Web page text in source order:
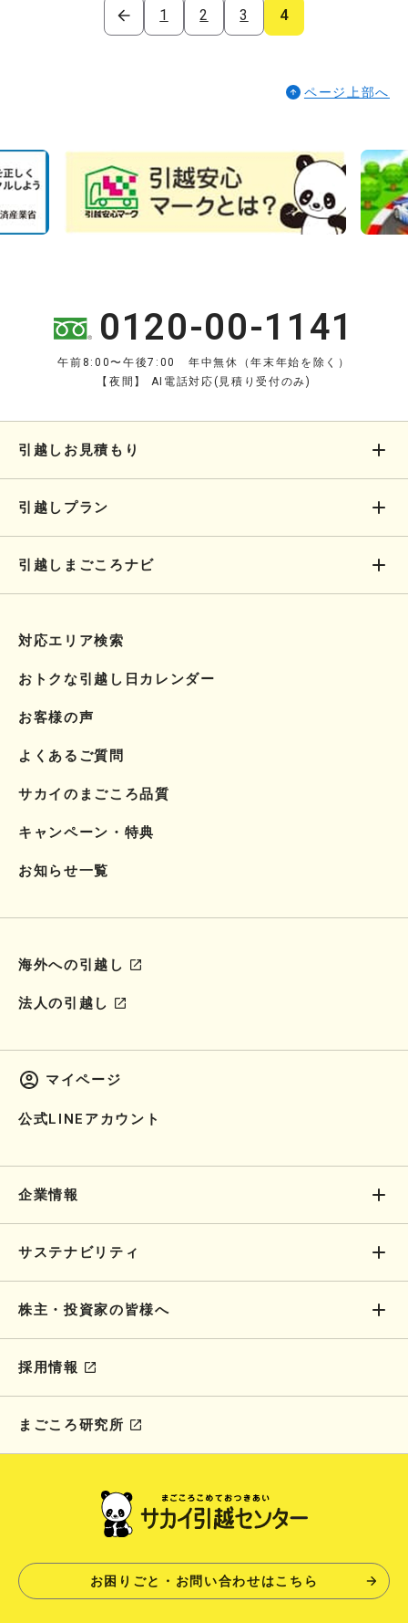
1 2 3 4
ページ上部へ
0120-00-1141
午前8:00〜午後7:00 年中無休（年末年始を除く）
【夜間】 AI電話対応(見積り受付のみ)
引越しお見積もり
引越しプラン
引越しまごころナビ
対応エリア検索
おトクな引越し日カレンダー
お客様の声
よくあるご質問
サカイのまごころ品質
キャンペーン・特典
お知らせ一覧
海外への引越し
法人の引越し
マイページ
公式LINEアカウント
企業情報
サステナビリティ
株主・投資家の皆様へ
採用情報
まごころ研究所
お困りごと・お問い合わせはこちら